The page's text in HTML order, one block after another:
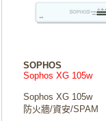
SOPHOS
Sophos XG 105w
Sophos XG 105w
防火牆/資安/SPAM